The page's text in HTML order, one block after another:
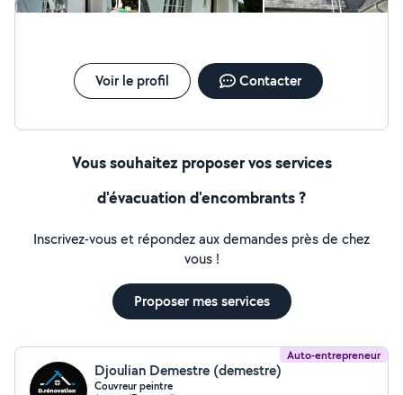
Voir le profil Contacter
Vous souhaitez proposer vos services
d'évacuation d'encombrants ?
Inscrivez-vous et répondez aux demandes près de chez
vous !
Proposer mes services
Auto-entrepreneur
Djoulian Demestre (demestre)
Couvreur peintre